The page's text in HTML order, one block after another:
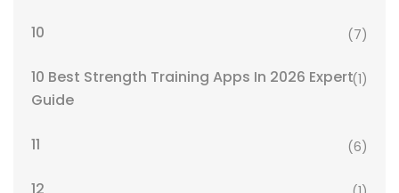
10 (7)
10 Best Strength Training Apps In 2026 Expert
Guide
(1)
11 (6)